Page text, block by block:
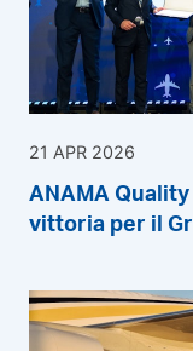
21 APR 2026
ANAMA
vittoria per il